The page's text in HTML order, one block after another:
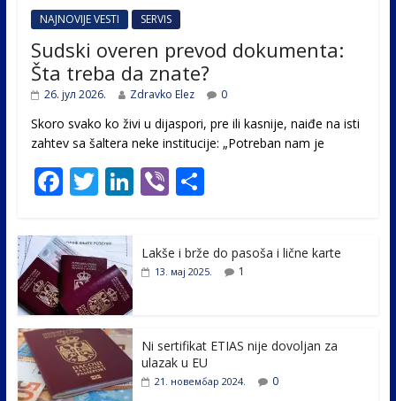
NAJNOVIJE VESTI SERVIS
Sudski overen prevod dokumenta:
Šta treba da znate?
26. јул 2026. Zdravko Elez 0
Skoro svako ko živi u dijaspori, pre ili kasnije, naiđe na isti
zahtev sa šaltera neke institucije: „Potreban nam je
F
e
b
o
o
k
T
itt
er
Li
e
Vi
er
S
ar
e
Lakše i brže do pasoša i lične karte
13. мај 2025. 1
Ni sertifikat ETIAS nije dovoljan za
ulazak u EU
21. новембар 2024. 0